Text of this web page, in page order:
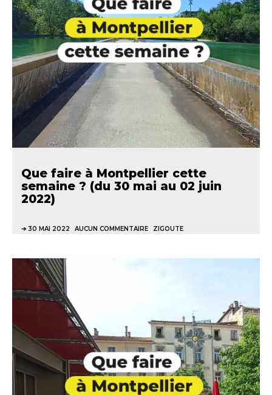
Que faire à Montpellier cette
semaine ? (du 30 mai au 02 juin
2022)
30 MAI 2022 AUCUN COMMENTAIRE ZIGOUTE